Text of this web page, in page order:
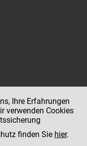
Ihre Erfahrungen
verwenden Cookies
finden Sie hier.